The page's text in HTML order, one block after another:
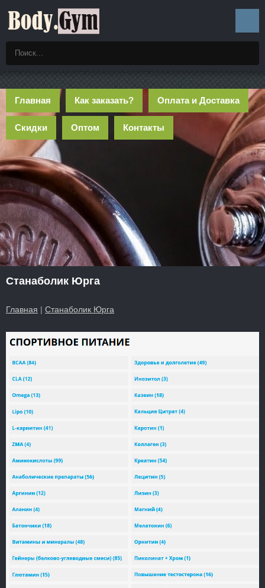
Главная Как заказать? Оплата и Доставка
Скидки Оптом Контакты
Станаболик Юрга
Главная | Станаболик Юрга